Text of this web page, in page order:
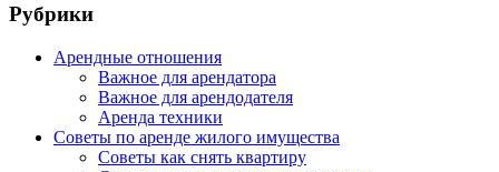
Рубрики
Арендные отношения
Важное для арендатора
Важное для арендодателя
Аренда техники
Советы по аренде жилого имущества
Советы как снять квартиру